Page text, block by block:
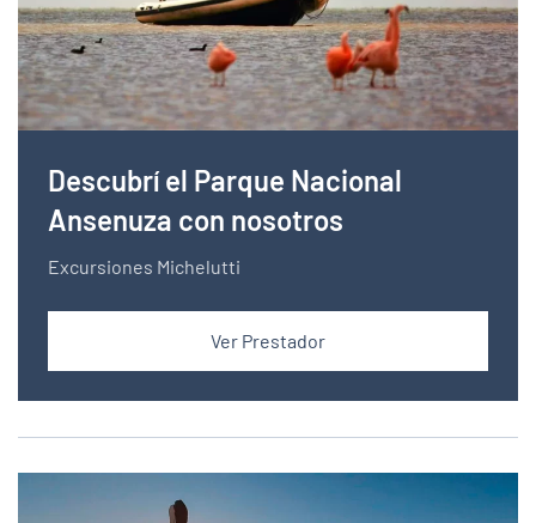
Descubrí el Parque Nacional
Ansenuza con nosotros
Excursiones Michelutti
Ver Prestador